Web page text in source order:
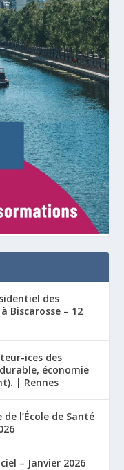
des
Biscarosse – 12
ices des
économie
| Rennes
l’École de Santé
– Janvier 2026